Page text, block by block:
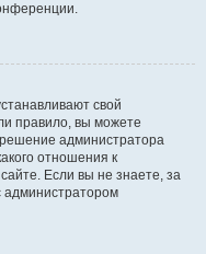
свой
правило, вы можете
администратора
отношения к
Если вы не знаете, за
администратором